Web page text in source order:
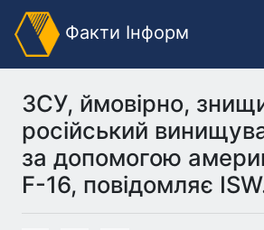
Факти Інформ
ЗСУ, ймовірно,
російський
за допомогою
F-16, повідомляє